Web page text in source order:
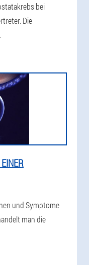
bei
Die
und Symptome
man die